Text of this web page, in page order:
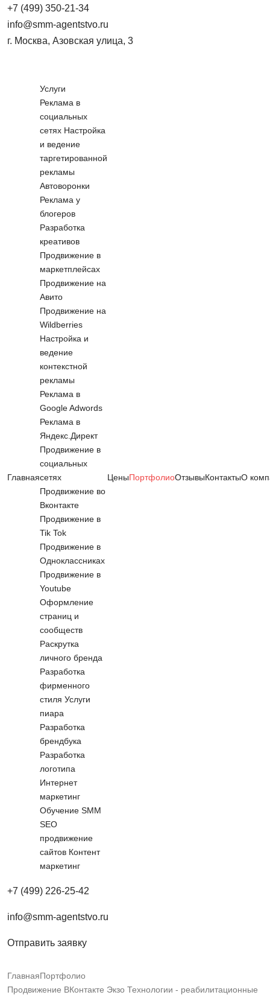
+7 (499) 350-21-34
info@smm-agentstvo.ru
г. Москва, Азовская улица, 3
Главная
Услуги
Реклама в
социальных
сетях Настройка
и ведение
таргетированной
рекламы
Автоворонки
Реклама у
блогеров
Разработка
креативов
Продвижение в
маркетплейсах
Продвижение на
Авито
Продвижение на
Wildberries
Настройка и
ведение
контекстной
рекламы
Реклама в
Google Adwords
Реклама в
Яндекс.Директ
Продвижение в
социальных
сетях
Продвижение во
Вконтакте
Продвижение в
Tik Tok
Продвижение в
Одноклассниках
Продвижение в
Youtube
Оформление
страниц и
сообществ
Раскрутка
личного бренда
Разработка
фирменного
стиля Услуги
пиара
Разработка
брендбука
Разработка
логотипа
Интернет
маркетинг
Обучение SMM
SEO
продвижение
сайтов Контент
маркетинг
ЦеныПортфолиоОтзывыКонтактыО
+7 (499) 226-25-42
info@smm-agentstvo.ru
Отправить заявку
ГлавнаяПортфолио
Продвижение ВКонтакте Экзо Технологии - реабилитационные